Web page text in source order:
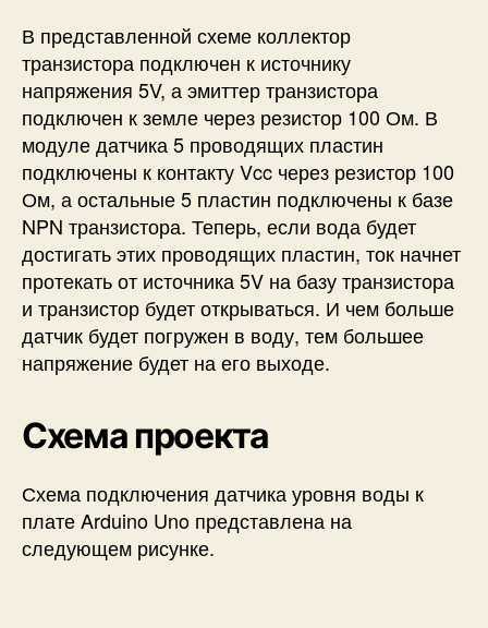
В представленной схеме коллектор
транзистора подключен к источнику
напряжения 5V, а эмиттер транзистора
подключен к земле через резистор 100 Ом. В
модуле датчика 5 проводящих пластин
подключены к контакту Vcc через резистор 100
Ом, а остальные 5 пластин подключены к базе
NPN транзистора. Теперь, если вода будет
достигать этих проводящих пластин, ток начнет
протекать от источника 5V на базу транзистора
и транзистор будет открываться. И чем больше
датчик будет погружен в воду, тем большее
напряжение будет на его выходе.
Схема проекта
Схема подключения датчика уровня воды к
плате Arduino Uno представлена на
следующем рисунке.